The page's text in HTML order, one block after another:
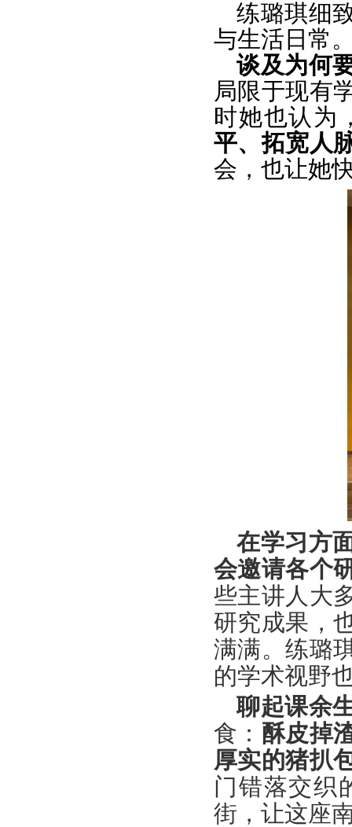
练璐琪细
与生活日常
谈及为何
局限于现有
时她也认为
平、拓宽人
会，也让她
在学习方
会邀请各个
些主讲人大
研究成果，
满满。练璐
的学术视野
聊起课余
食： 酥皮掉
厚实的猪扒
门错落交织
街，让这座